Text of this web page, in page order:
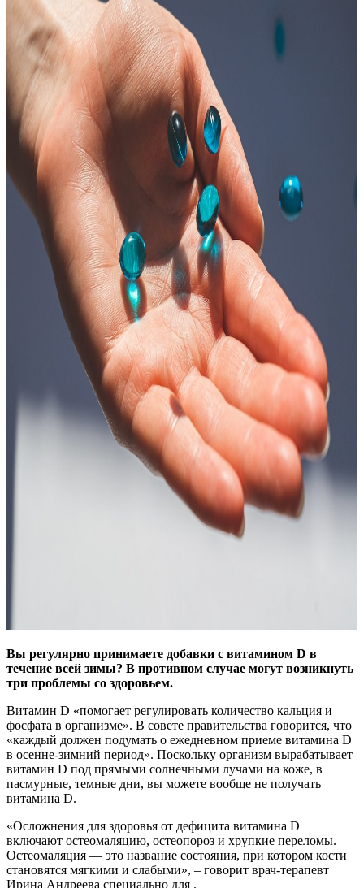
Вы регулярно принимаете добавки с витамином D в
течение всей зимы? В противном случае могут возникнуть
три проблемы со здоровьем.
Витамин D «помогает регулировать количество кальция и
фосфата в организме». В совете правительства говорится, что
«каждый должен подумать о ежедневном приеме витамина D
в осенне-зимний период». Поскольку организм вырабатывает
витамин D под прямыми солнечными лучами на коже, в
пасмурные, темные дни, вы можете вообще не получать
витамина D.
«Осложнения для здоровья от дефицита витамина D
включают остеомаляцию, остеопороз и хрупкие переломы.
Остеомаляция — это название состояния, при котором кости
становятся мягкими и слабыми», – говорит врач-терапевт
Ирина Андреева специально для .